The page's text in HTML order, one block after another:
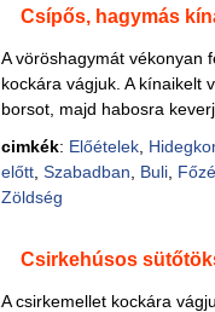
Csípős, hagymás
A vöröshagymát vékonyan
kockára vágjuk. A kínaikelt
borsot, majd habosra
cimkék: Előételek,
előtt, Szabadban Buli,
Zöldség
Csirkehúsos
A csirkemellet kockára